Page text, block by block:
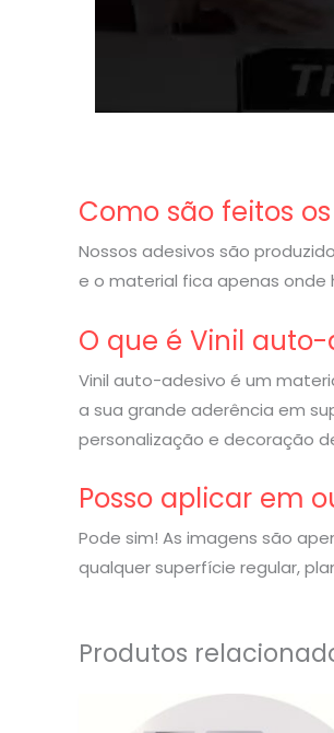
Como são feitos os
Nossos adesivos são
e o material fica apenas onde
O que é Vinil
Vinil auto-adesivo é um
a sua grande aderência em
personalização e decoração
Posso aplicar em
Pode sim! As imagens são
qualquer superfície regular,
Produtos